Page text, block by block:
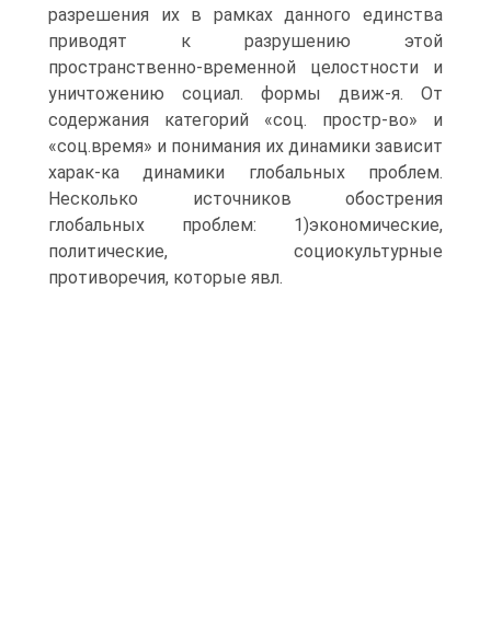
разрешения их в рамках данного единства
приводят к разрушению этой
пространственно-временной целостности и
уничтожению социал. формы движ-я. От
содержания категорий «соц. простр-во» и
«соц.время» и понимания их динамики зависит
харак-ка динамики глобальных проблем.
Несколько источников обострения
глобальных проблем: 1)экономические,
политические, социокультурные
противоречия, которые явл.